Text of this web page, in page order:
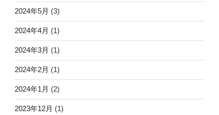
2024年5月 (3)
2024年4月 (1)
2024年3月 (1)
2024年2月 (1)
2024年1月 (2)
2023年12月 (1)